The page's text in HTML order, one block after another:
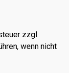
zzgl.
wenn nicht